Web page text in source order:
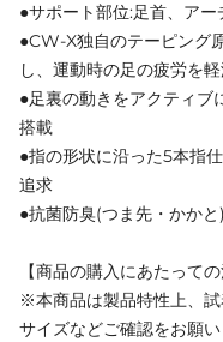
●サポート部位:足首、アー
●CW-X独自のテーピング
し、運動時の足の疲労を
●足裏の動きをアクティブ
搭載
●指の形状に沿った5本指
追求
●抗菌防臭(つま先・かかと)
【商品の購入にあたっての
※本商品は製品特性上、
サイズなどご確認をお願い